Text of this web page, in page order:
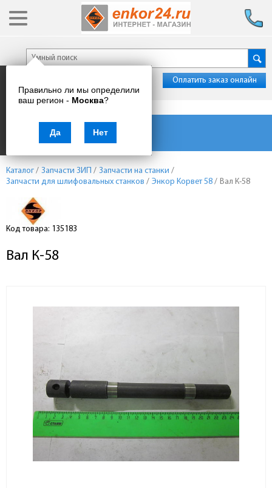
Правильно ли мы определили
ваш регион - Москва?
Да Нет
Оплатить заказ онлайн
Каталог товаров
Каталог / Запчасти ЗИП / Запчасти на станки /
Запчасти для шлифовальных станков / Энкор Корвет 58 / Вал К-58
Код товара: 135183
Вал К-58